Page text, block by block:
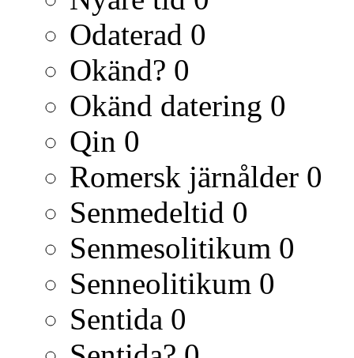
Odaterad 0
Okänd? 0
Okänd datering 0
Qin 0
Romersk järnålder 0
Senmedeltid 0
Senmesolitikum 0
Senneolitikum 0
Sentida 0